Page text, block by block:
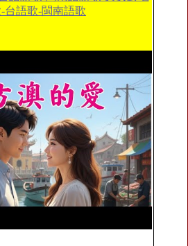
台語歌-閩南語歌